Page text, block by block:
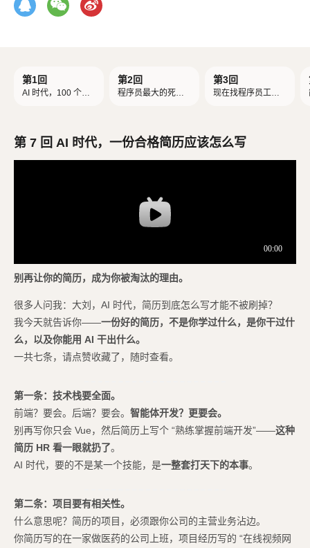
第1回
AI 时代，100 个程
第2回
程序员最大的死
第3回
现在找程序员工
第 7 回 AI 时代，一份合格简历应该怎么写
别再让你的简历，成为你被淘汰的理由。
很多人问我：大刘，AI 时代，简历到底怎么写才能不被刷掉？
我今天就告诉你——一份好的简历，不是你学过什么，是你干过什
么，以及你能用 AI 干出什么。
一共七条，请点赞收藏了，随时查看。
第一条：技术栈要全面。
前端？要会。后端？要会。 智能体开发？更要会。
别再写你只会 Vue，然后简历上写个 “熟练掌握前端开发”——这种
简历 HR 看一眼就扔了。
AI 时代，要的不是某一个技能，是一整套打天下的本事。
第二条：项目要有相关性。
什么意思呢？简历的项目，必须跟你公司的主营业务沾边。
你简历写的在一家做医药的公司上班，项目经历写的 “在线视频网